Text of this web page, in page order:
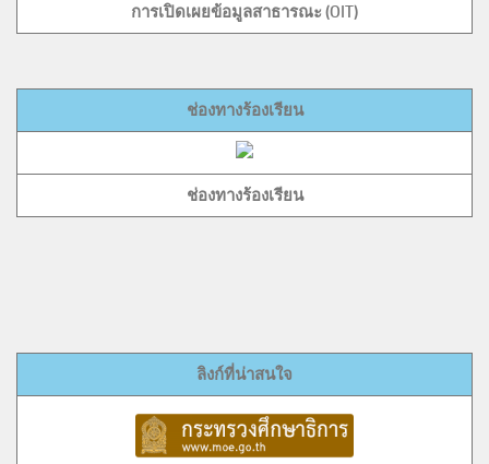
การเปิดเผยข้อมูลสาธารณะ (OIT)
ช่องทางร้องเรียน
ช่องทางร้องเรียน
ลิงก์ที่น่าสนใจ